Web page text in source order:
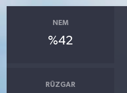
NEM
%42
RÜZGAR